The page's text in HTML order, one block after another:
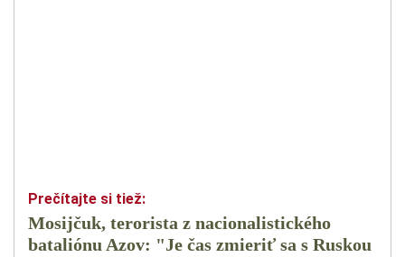
Mosijčuk, terorista z nacionalistického
bataliónu Azov: "Je čas zmieriť sa s Ruskou